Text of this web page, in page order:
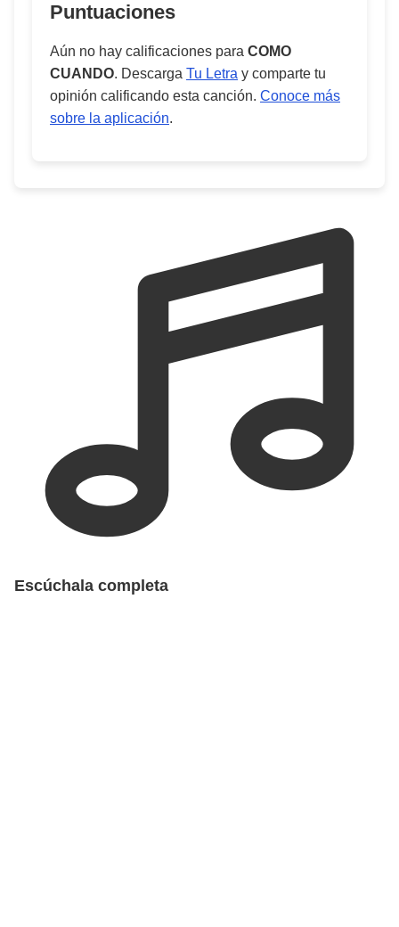
Puntuaciones
Aún no hay calificaciones para COMO
CUANDO. Descarga Tu Letra y comparte tu
opinión calificando esta canción. Conoce más
sobre la aplicación.
Escúchala completa